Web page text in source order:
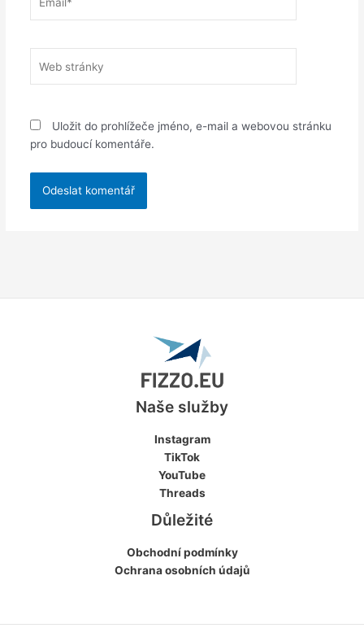
stránky
Uložit do prohlížeče jméno, e-mail a webovou stránku
pro budoucí komentáře.
Naše služby
Instagram
TikTok
YouTube
Threads
Důležité
Obchodní podmínky
Ochrana osobních údajů